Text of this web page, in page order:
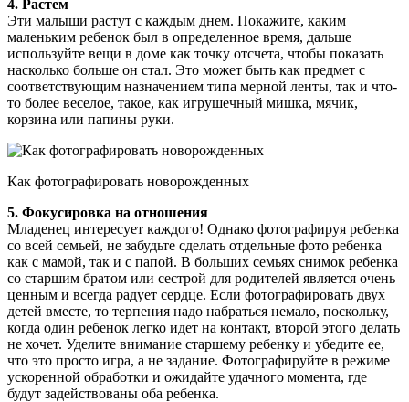
4. Растем
Эти малыши растут с каждым днем. Покажите, каким
маленьким ребенок был в определенное время, дальше
используйте вещи в доме как точку отсчета, чтобы показать
насколько больше он стал. Это может быть как предмет с
соответствующим назначением типа мерной ленты, так и что-
то более веселое, такое, как игрушечный мишка, мячик,
корзина или папины руки.
Как фотографировать новорожденных
5. Фокусировка на отношения
Младенец интересует каждого! Однако фотографируя ребенка
со всей семьей, не забудьте сделать отдельные фото ребенка
как с мамой, так и с папой. В больших семьях снимок ребенка
со старшим братом или сестрой для родителей является очень
ценным и всегда радует сердце. Если фотографировать двух
детей вместе, то терпения надо набраться немало, поскольку,
когда один ребенок легко идет на контакт, второй этого делать
не хочет. Уделите внимание старшему ребенку и убедите ее,
что это просто игра, а не задание. Фотографируйте в режиме
ускоренной обработки и ожидайте удачного момента, где
будут задействованы оба ребенка.